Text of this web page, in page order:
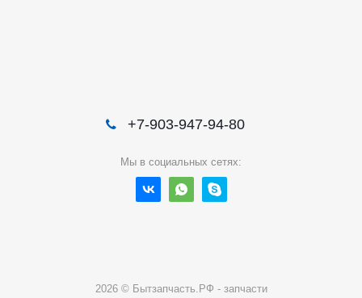
+7-903-947-94-80
Мы в социальных сетях:
2026 © Бытзапчасть.РФ - запчасти